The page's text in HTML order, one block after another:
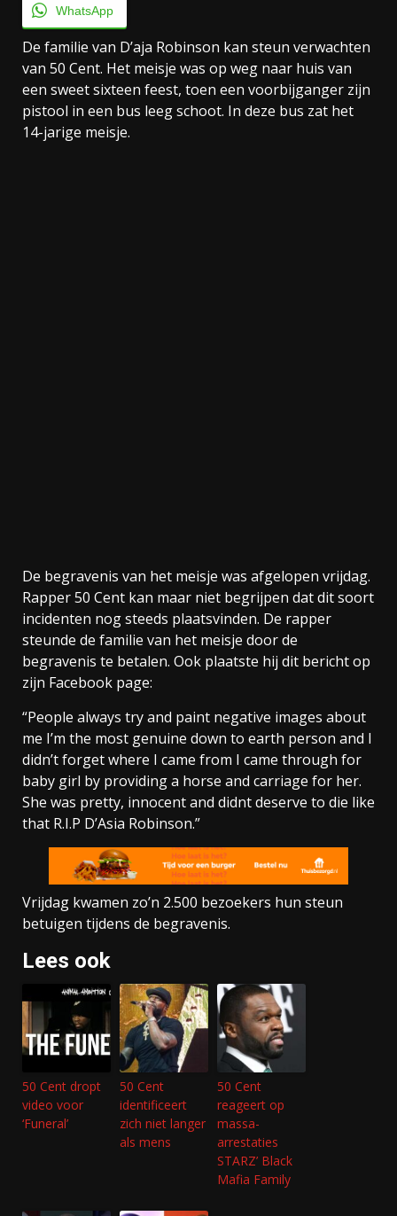
WhatsApp
De familie van D’aja Robinson kan steun verwachten
van 50 Cent. Het meisje was op weg naar huis van
een sweet sixteen feest, toen een voorbijganger zijn
pistool in een bus leeg schoot. In deze bus zat het
14-jarige meisje.
De begravenis van het meisje was afgelopen vrijdag.
Rapper 50 Cent kan maar niet begrijpen dat dit soort
incidenten nog steeds plaatsvinden. De rapper
steunde de familie van het meisje door de
begravenis te betalen. Ook plaatste hij dit bericht op
zijn Facebook page:
“People always try and paint negative images about
me I’m the most genuine down to earth person and I
didn’t forget where I came from I came through for
baby girl by providing a horse and carriage for her.
She was pretty, innocent and didnt deserve to die like
that R.I.P D’Asia Robinson.”
Vrijdag kwamen zo’n 2.500 bezoekers hun steun
betuigen tijdens de begravenis.
Lees ook
50 Cent dropt
video voor
‘Funeral’
50 Cent
identificeert
zich niet langer
als mens
50 Cent
reageert op
massa-
arrestaties
STARZ’ Black
Mafia Family